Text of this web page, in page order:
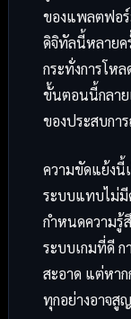
ของแพลตฟอร์
ดิจิทัลนี้หลายค
กระทั่งการโห
ขั้นตอนนี้กลาย
ของประสบกา
ความขัดแย้งนี้
ระบบแทบไม่มี
กำหนดความรู้
ระบบเกมที่ดี ก
สะอาด แต่หาก
ทุกอย่างอาจสู